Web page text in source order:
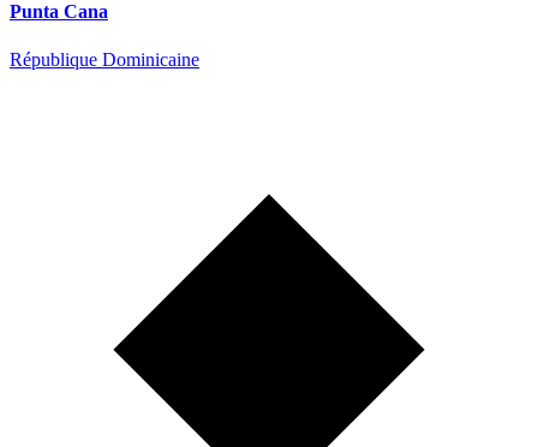
Punta Cana
République Dominicaine